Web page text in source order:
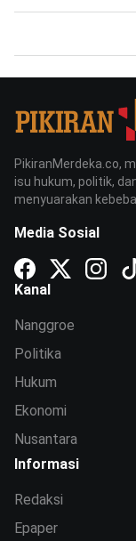
PikiranMerdeka.co,
isu hukum, politik,
menyuarakan
Media Sosial
Kanal
Nanggroe
Politika
Hukum
Ekonomi
Nusantara
Informasi
Redaksi
Epaper